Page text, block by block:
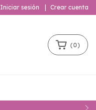
Iniciar sesión Crear cuenta
(0)